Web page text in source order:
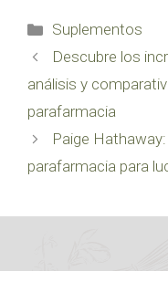
Categorías
Suplementos
Descubre los
análisis y
parafarmacia
Paige
parafarmacia para